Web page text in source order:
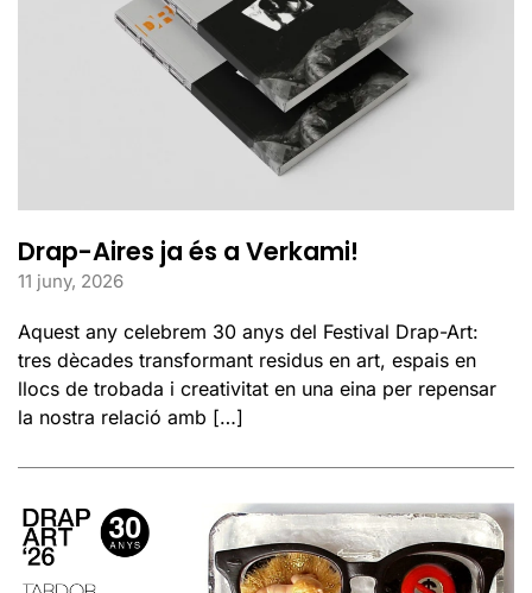
Drap-Aires ja és a Verkami!
11 juny, 2026
Aquest any celebrem 30 anys del Festival Drap-Art:
tres dècades transformant residus en art, espais en
llocs de trobada i creativitat en una eina per repensar
la nostra relació amb […]